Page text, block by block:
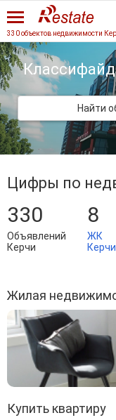
330 объектов недвижимости
Найти
Цифры по
330
Объявлений
Керчи
8
ЖК
Керчи
Жилая
Купить квартиру